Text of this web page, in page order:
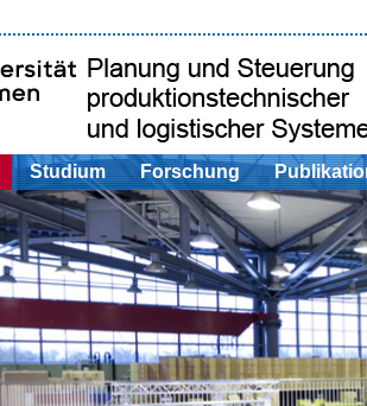
Studium Forschung